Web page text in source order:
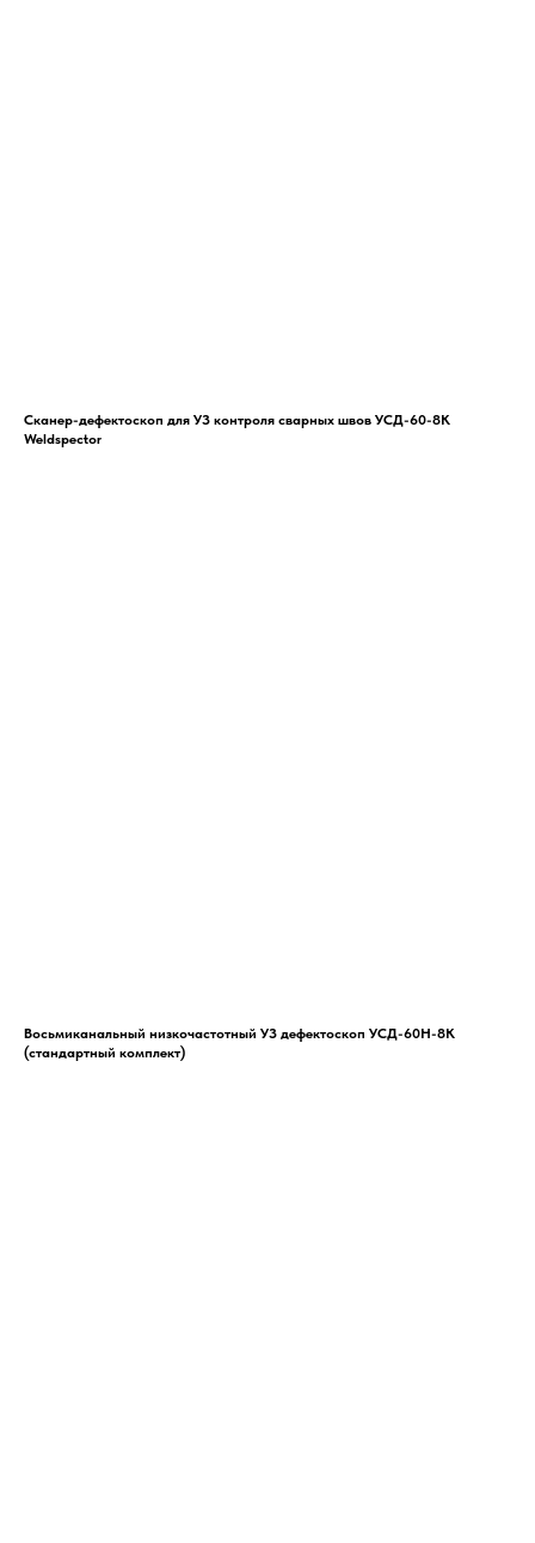
Сканер-дефектоскоп для УЗ контроля сварных швов УСД-60-8K
Weldspector
Восьмиканальный низкочастотный УЗ дефектоскоп УСД-60Н-8К
(стандартный комплект)